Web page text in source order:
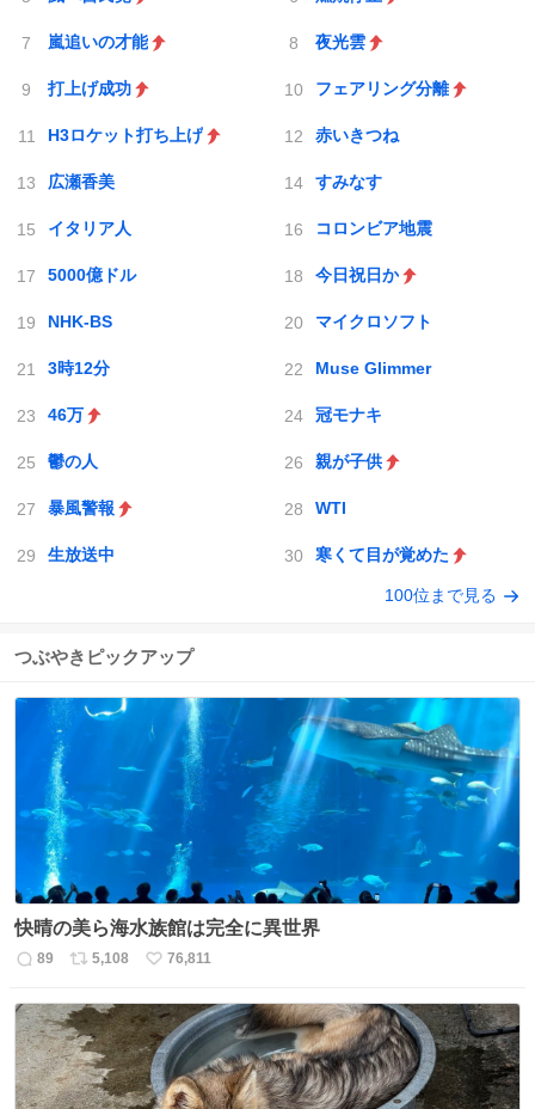
嵐追いの才能 夜光雲
打上げ成功 フェアリング分離
H3ロケット打ち上げ 赤いきつね
広瀬香美 すみなす
イタリア人 コロンビア地震
5000億ドル 今日祝日か
NHK-BS マイクロソフト
3時12分 Muse Glimmer
46万 冠モナキ
鬱の人 親が子供
暴風警報 WTI
生放送中 寒くて目が覚めた
100位まで見る
つぶやきピックアップ
快晴の美ら海水族館は完全に異世界
返
数
89
リ
ス
ト
数
5,108
い
ね
数
76,811